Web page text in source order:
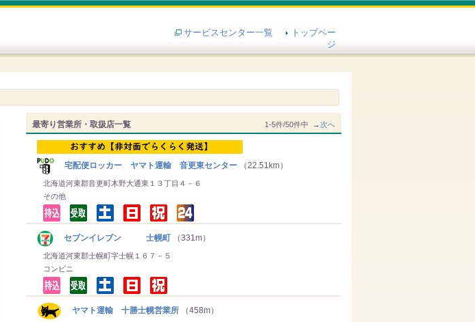
サービスセンター一覧
トップペー
ジ
最寄り営業所・取扱店一覧 1-5件/50件中 →次へ
宅配便ロッカー ヤマト運輸 音更東センター （22.51km）
北海道河東郡音更町木野大通東１３丁目４－６
その他
セブンイレブン 士幌町 （331m）
北海道河東郡士幌町字士幌１６７－５
コンビニ
ヤマト運輸 十勝士幌営業所 （458m）